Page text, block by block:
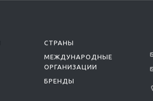
СТРАНЫ
МЕЖДУНАРОДНЫЕ
ОРГАНИЗАЦИИ
БРЕНДЫ